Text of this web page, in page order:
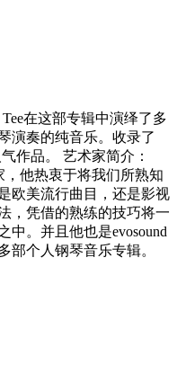
在这部专辑中演绎了多
演奏的纯音乐。收录了
作品。 艺术家简介：
，他热衷于将我们所熟知
欧美流行曲目，还是影视
，凭借的熟练的技巧将一
中。并且他也是evosound
部个人钢琴音乐专辑。